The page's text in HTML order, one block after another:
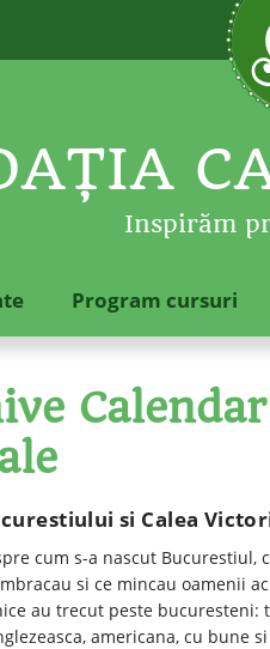
Inspirăm
Program cursuri
si Calea
cum s-a nascut Bucurestiul,
si ce mincau oamenii
au trecut peste bucuresteni:
americana, cu bune